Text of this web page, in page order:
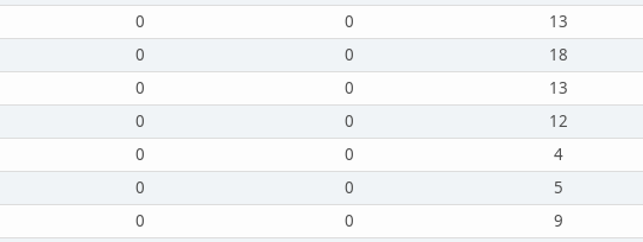
0 0 13
0 0 18
0 0 13
0 0 12
0 0 4
0 0 5
0 0 9